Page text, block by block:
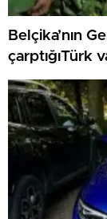
Belçika’nın
çarptığıTürk